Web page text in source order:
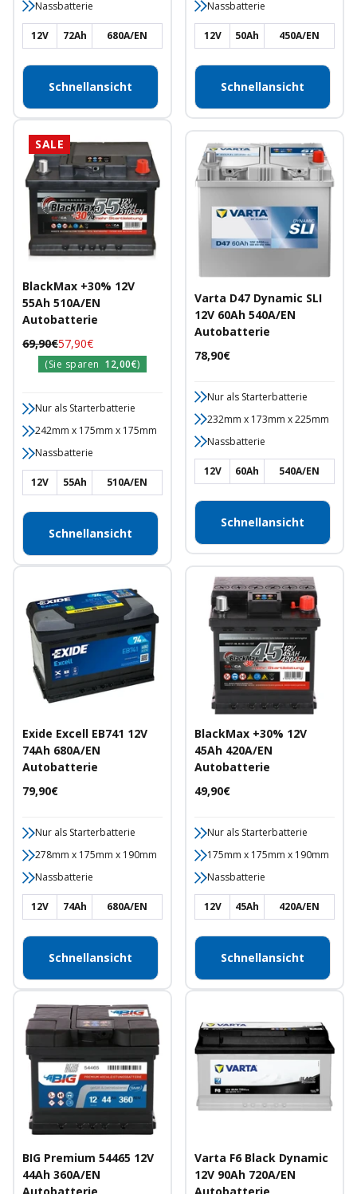
Nassbatterie
12V 72Ah 680A/EN
Schnellansicht
Nassbatterie
12V 50Ah 450A/EN
Schnellansicht
SALE
BlackMax +30% 12V
55Ah 510A/EN
Autobatterie
Angebotspreis
57,90€
Regulärer
Preis
69,90€
(Sie sparen 12,00€)
Nur als Starterbatterie
242mm x 175mm x 175mm
Nassbatterie
12V 55Ah 510A/EN
Schnellansicht
Varta D47 Dynamic SLI
12V 60Ah 540A/EN
Autobatterie
Angebotspreis
78,90€
Nur als Starterbatterie
232mm x 173mm x 225mm
Nassbatterie
12V 60Ah 540A/EN
Schnellansicht
Exide Excell EB741 12V
74Ah 680A/EN
Autobatterie
Angebotspreis
79,90€
Nur als Starterbatterie
278mm x 175mm x 190mm
Nassbatterie
12V 74Ah 680A/EN
Schnellansicht
BlackMax +30% 12V
45Ah 420A/EN
Autobatterie
Angebotspreis
49,90€
Nur als Starterbatterie
175mm x 175mm x 190mm
Nassbatterie
12V 45Ah 420A/EN
Schnellansicht
BIG Premium 54465 12V
44Ah 360A/EN
Varta F6 Black Dynamic
12V 90Ah 720A/EN